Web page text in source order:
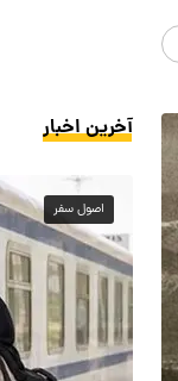
آخرین اخبار
اصول سفر